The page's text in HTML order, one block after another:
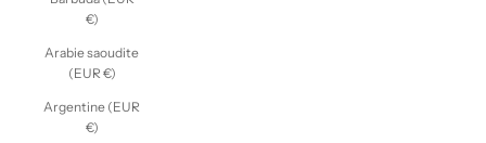
€)
Arabie saoudite
(EUR €)
Argentine (EUR
€)